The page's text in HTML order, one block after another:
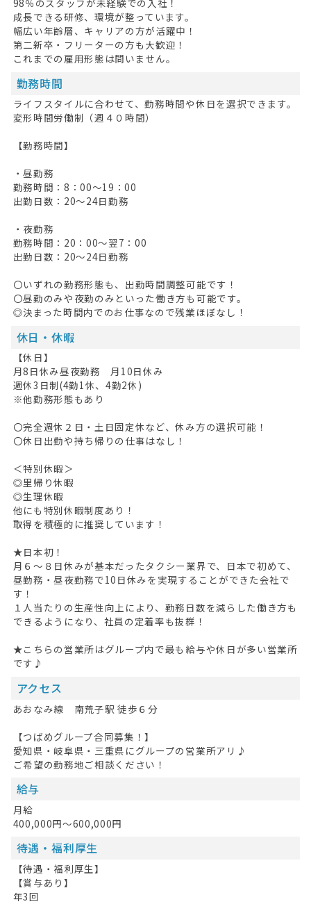
HOME
ログイン
最近見た求人
掲載希望の方へ
98％のスタッフが未経験での入社！
成長できる研修、環境が整っています。
幅広い年齢層、キャリアの方が活躍中！
第二新卒・フリーターの方も大歓迎！
これまでの雇用形態は問いません。
勤務時間
ライフスタイルに合わせて、勤務時間や休日を選択できます。
変形時間労働制（週４０時間）
【勤務時間】
・昼勤務
勤務時間：8：00～19：00
出勤日数：20～24日勤務
・夜勤務
勤務時間：20：00～翌7：00
出勤日数：20～24日勤務
〇いずれの勤務形態も、出勤時間調整可能です！
〇昼勤のみや夜勤のみといった働き方も可能です。
◎決まった時間内でのお仕事なので残業ほぼなし！
休日・休暇
【休日】
月8日休み昼夜勤務 月10日休み
週休3日制(4勤1休、4勤2休)
※他勤務形態もあり
〇完全週休２日・土日固定休など、休み方の選択可能！
〇休日出勤や持ち帰りの仕事はなし！
＜特別休暇＞
◎里帰り休暇
◎生理休暇
他にも特別休暇制度あり！
取得を積極的に推奨しています！
★日本初！
月６～８日休みが基本だったタクシー業界で、日本で初めて、
昼勤務・昼夜勤務で10日休みを実現することができた会社で
す！
１人当たりの生産性向上により、勤務日数を減らした働き方も
できるようになり、社員の定着率も抜群！
★こちらの営業所はグループ内で最も給与や休日が多い営業所
です♪
アクセス
あおなみ線 南荒子駅 徒歩６分
【つばめグループ合同募集！】
愛知県・岐阜県・三重県にグループの営業所アリ♪
ご希望の勤務地ご相談ください！
給与
月給
400,000円～600,000円
待遇・福利厚生
【待遇・福利厚生】
【賞与あり】
年3回